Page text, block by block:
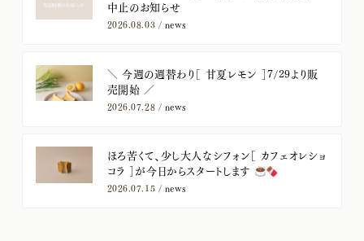
中止のお知らせ
2026.08.03 / news
＼ 今週の週替わり［ 甘夏レモン ］7/29より販
売開始 ／
2026.07.28 / news
ほろ苦くて、少し大人なシフォン［ カフェオレショ
コラ ］が今日からスタートします
2026.07.15 / news